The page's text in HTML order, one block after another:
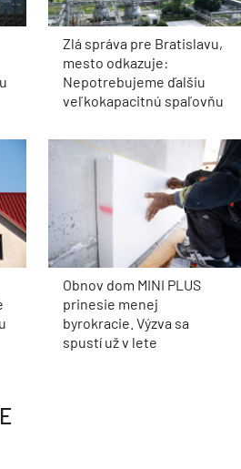
Zlá správa pre Bratislavu,
mesto odkazuje:
Nepotrebujeme ďalšiu
veľkokapacitnú spaľovňu
Obnov dom MINI PLUS
prinesie menej
byrokracie. Výzva sa
spustí už v lete